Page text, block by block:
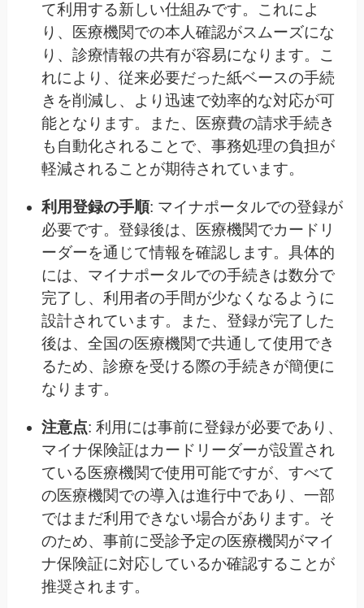
て利用する新しい仕組みです。これによ
り、医療機関での本人確認がスムーズにな
り、診療情報の共有が容易になります。こ
れにより、従来必要だった紙ベースの手続
きを削減し、より迅速で効率的な対応が可
能となります。また、医療費の請求手続き
も自動化されることで、事務処理の負担が
軽減されることが期待されています。
利用登録の手順: マイナポータルでの登録が
必要です。登録後は、医療機関でカードリ
ーダーを通じて情報を確認します。具体的
には、マイナポータルでの手続きは数分で
完了し、利用者の手間が少なくなるように
設計されています。また、登録が完了した
後は、全国の医療機関で共通して使用でき
るため、診療を受ける際の手続きが簡便に
なります。
注意点: 利用には事前に登録が必要であり、
マイナ保険証はカードリーダーが設置され
ている医療機関で使用可能ですが、すべて
の医療機関での導入は進行中であり、一部
ではまだ利用できない場合があります。そ
のため、事前に受診予定の医療機関がマイ
ナ保険証に対応しているか確認することが
推奨されます。